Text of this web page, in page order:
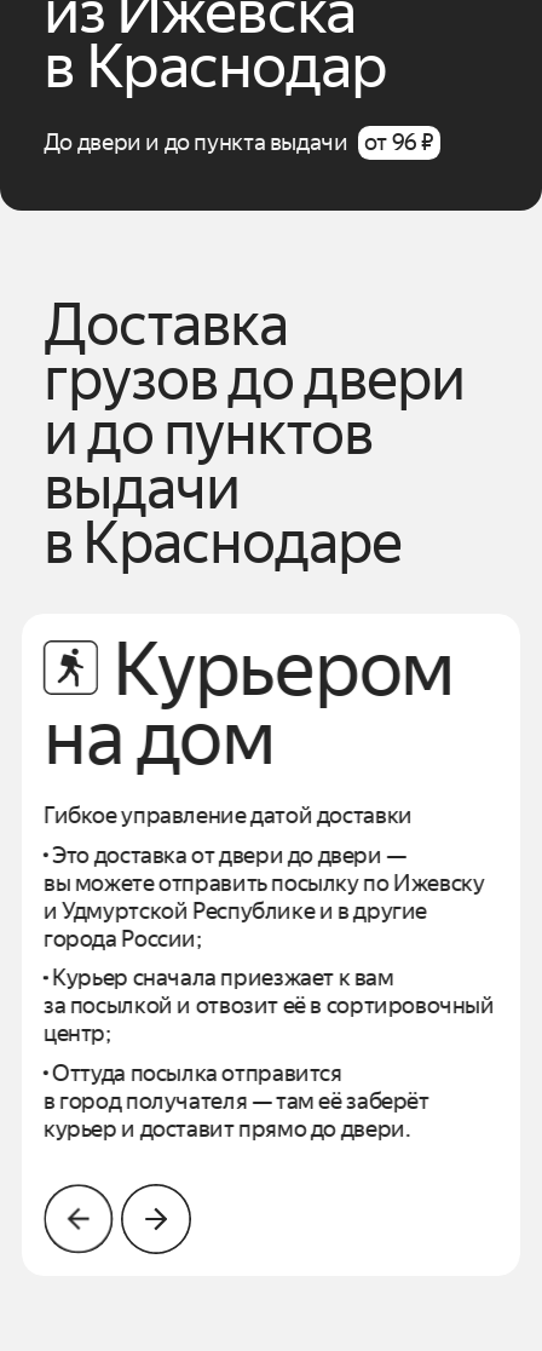
в Краснодар
До двери и до пункта выдачи от 96 ₽
Доставка
грузов до двери
и до пунктов
выдачи
в Краснодаре
Курьером
на дом
Гибкое управление датой доставки
Это доставка от двери до двери —
вы можете отправить посылку поИжевску
иУдмуртской Республикеи в другие
города России;
Курьер сначала приезжает к вам
за посылкой и отвозитеё в сортировочный
центр;
Оттуда посылка отправится
в город получателя —там её заберёт
курьер и доставит прямо до двери.